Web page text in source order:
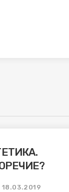
18.03.2019